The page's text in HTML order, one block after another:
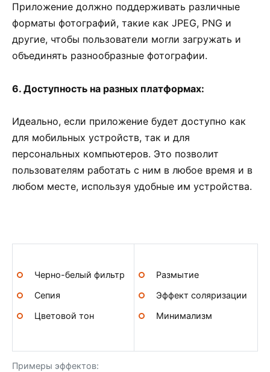
Приложение должно поддерживать различные
форматы фотографий, такие как JPEG, PNG и
другие, чтобы пользователи могли загружать и
объединять разнообразные фотографии.
6. Доступность на разных платформах:
Идеально, если приложение будет доступно как
для мобильных устройств, так и для
персональных компьютеров. Это позволит
пользователям работать с ним в любое время и в
любом месте, используя удобные им устройства.
Примеры эффектов:
Черно-белый фильтр
Сепия
Цветовой тон
Размытие
Эффект соляризации
Минимализм